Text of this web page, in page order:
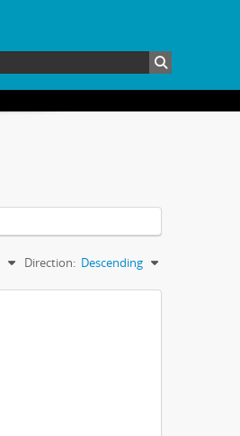
Direction: Descending